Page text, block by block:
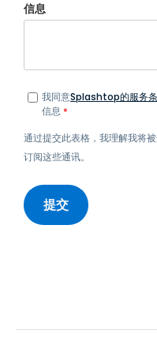
信息
我同意Splashtop的服务
信息 *
通过提交此表格，我理解我将
订阅这些通讯。